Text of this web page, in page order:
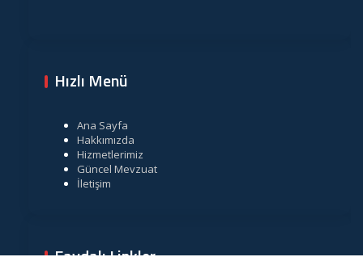
Hızlı Menü
Ana Sayfa
Hakkımızda
Hizmetlerimiz
Güncel Mevzuat
İletişim